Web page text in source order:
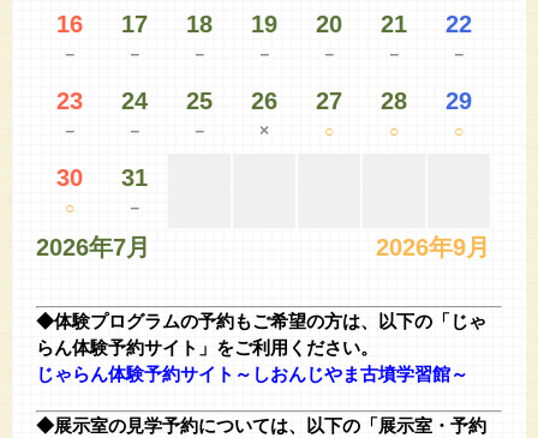
16
－
17
－
18
－
19
－
20
－
21
－
22
－
23
－
24
－
25
－
26
×
27
○
28
○
29
○
30
○
31
－
2026年7月 2026年9月
◆体験プログラムの予約もご希望の方は、以下の「じゃ
らん体験予約サイト」をご利用ください。
じゃらん体験予約サイト～しおんじやま古墳学習館～
◆展示室の見学予約については、以下の「展示室・予約